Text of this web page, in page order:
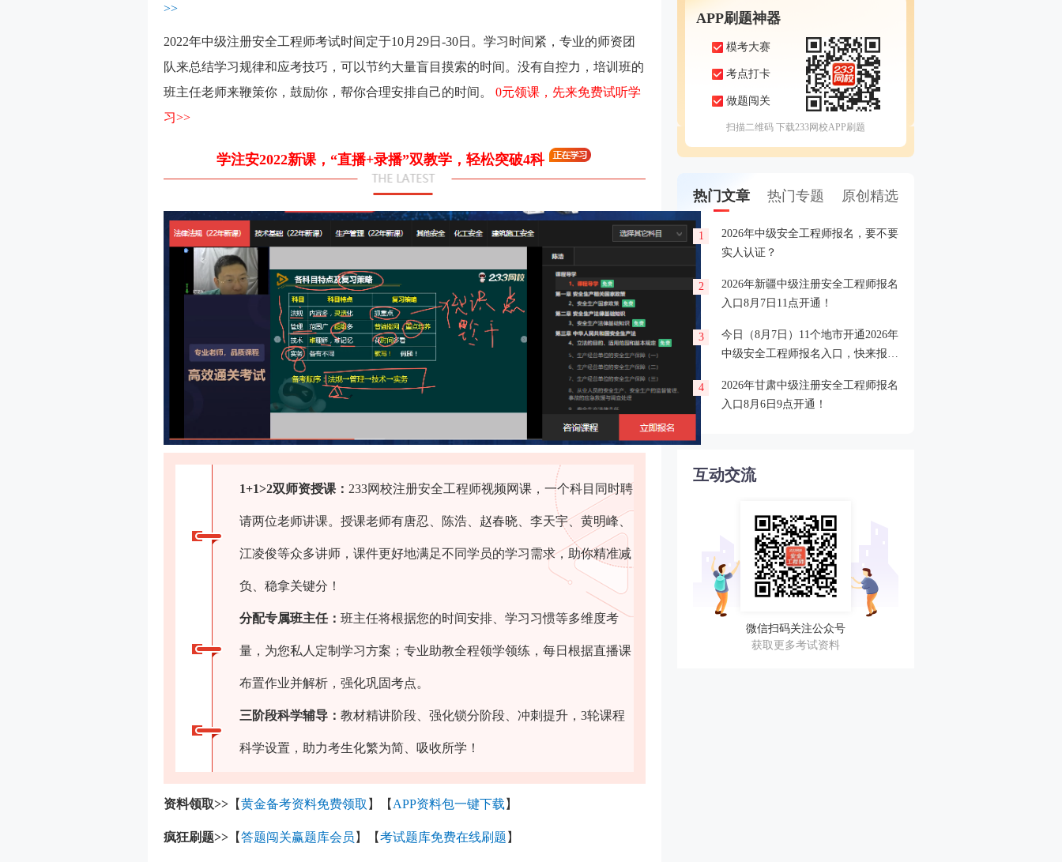
>>
2022年中级注册安全工程师考试时间定于10月29日-30日。学习时间紧，专业的师资团
队来总结学习规律和应考技巧，可以节约大量盲目摸索的时间。没有自控力，培训班的
班主任老师来鞭策你，鼓励你，帮你合理安排自己的时间。
0元领课，先来免费试听学
习>>
学注安2022新课，“直播+录播”双教学，轻松突破4科
1+1>2双师资授课： 233网校注册安全工程师视频网课，一个科目同时聘
请两位老师讲课。授课老师有唐忍、陈浩、赵春晓、李天宇、黄明峰、
江凌俊等众多讲师，课件更好地满足不同学员的学习需求，助你精准减
负、稳拿关键分！
分配专属班主任： 班主任将根据您的时间安排、学习习惯等多维度考
量，为您私人定制学习方案；专业助教全程领学领练，每日根据直播课
布置作业并解析，强化巩固考点。
三阶段科学辅导： 教材精讲阶段、强化锁分阶段、冲刺提升，3轮课程
科学设置，助力考生化繁为简、吸收所学！
资料领取>> 【黄金备考资料免费领取 】【 APP资料包一键下载 】
疯狂刷题>> 【答题闯关赢题库会员 】【考试题库免费在线刷题 】
APP刷题神器
模考大赛
考点打卡
做题闯关
扫描二维码 下载233网校APP刷题
热门文章 热门专题 原创精选
1
2026年中级安全工程师报名，要不要
实人认证？
2
2026年新疆中级注册安全工程师报名
入口8月7日11点开通！
3
今日（8月7日）11个地市开通2026年
中级安全工程师报名入口，快来报
4
2026年甘肃中级注册安全工程师报名
入口8月6日9点开通！
互动交流
微信扫码关注公众号
获取更多考试资料